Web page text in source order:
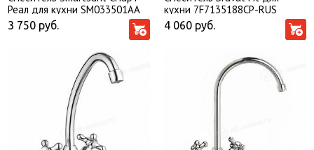
Реал для кухни SM033501AA
3 750 руб.
кухни 7F7135188CP-RUS
4 060 руб.